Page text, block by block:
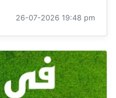
26-07-2026 19:48 pm